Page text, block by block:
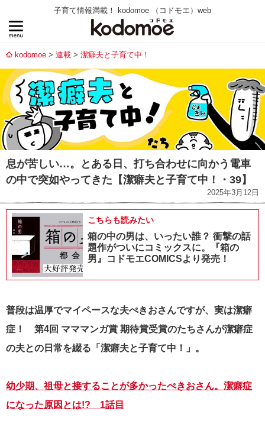
子育て情報満載！ kodomoe （コドモエ）web
kodomoe 連載 潔癖夫と子育て中！
息が苦しい…。とある日、打ち合わせに向かう電車
の中で突如やってきた【潔癖夫と子育て中！・39】
2025年3月12日
こちらも読みたい
箱の中の男は、いったい誰？ 衝撃の話
題作がついにコミックスに。『箱の
男』コドモエCOMICSより発売！
普段は温厚でマイペースな夫ぺきおさんですが、実は潔癖
症！ 第4回 マママンガ賞 期待賞受賞のたちさんが潔癖症
の夫との日常を綴る「潔癖夫と子育て中！」。
幼少期、祖母と接することが多かったぺきおさん。潔癖症
になった原因とは!? 1話目